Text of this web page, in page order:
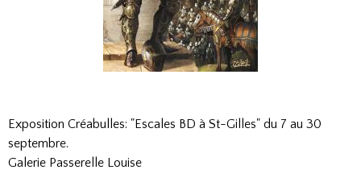
Exposition Créabulles: "Escales BD à St-Gilles" du 7 au 30
septembre.
Galerie Passerelle Louise